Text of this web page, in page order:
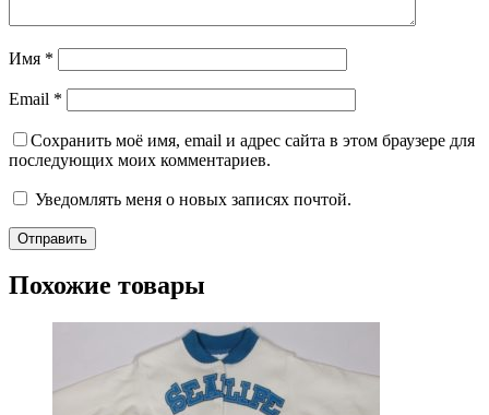
Имя *
Email *
Сохранить моё имя, email и адрес сайта в этом браузере для
последующих моих комментариев.
Уведомлять меня о новых записях почтой.
Похожие товары